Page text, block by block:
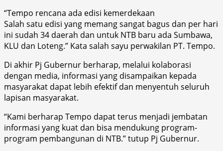
“Tempo rencana ada edisi kemerdekaan
Salah satu edisi yang memang sangat bagus dan per hari
ini sudah 34 daerah dan untuk NTB baru ada Sumbawa,
KLU dan Loteng.” Kata salah sayu perwakilan PT. Tempo.
Di akhir Pj Gubernur berharap, melalui kolaborasi
dengan media, informasi yang disampaikan kepada
masyarakat dapat lebih efektif dan menyentuh seluruh
lapisan masyarakat.
“Kami berharap Tempo dapat terus menjadi jembatan
informasi yang kuat dan bisa mendukung program-
program pembangunan di NTB.” tutup Pj Gubernur.